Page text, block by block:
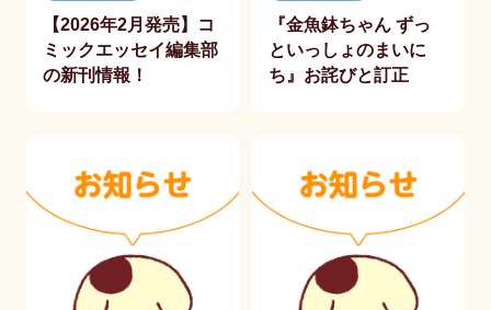
【2026年2月発売】コ
ミックエッセイ編集部
の新刊情報！
『金魚鉢ちゃん ずっ
といっしょのまいに
ち』お詫びと訂正